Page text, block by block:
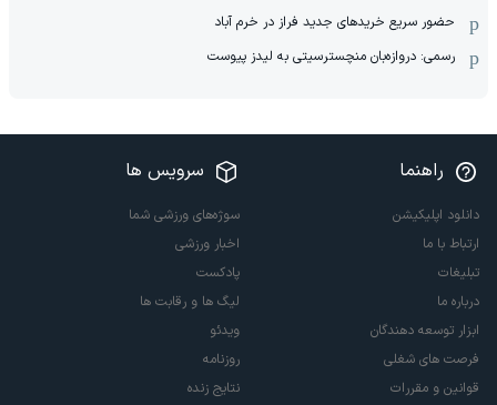
حضور سریع خریدهای جدید فراز در خرم آباد
رسمی: دروازه‌بان منچسترسیتی به لیدز پیوست
راهنما
دانلود اپلیکیشن
ارتباط با ما
تبلیغات
درباره ما
ابزار توسعه دهندگان
فرصت های شغلی
قوانین و مقررات
سرویس ها
سوژه‌های ورزشی شما
اخبار ورزشی
پادکست
لیگ ها و رقابت ها
ویدئو
روزنامه
نتایج زنده